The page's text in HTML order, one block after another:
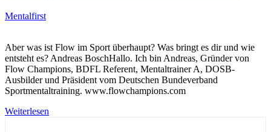
Mentalfirst
Aber was ist Flow im Sport überhaupt? Was bringt es dir und wie
entsteht es? Andreas BoschHallo. Ich bin Andreas, Gründer von
Flow Champions, BDFL Referent, Mentaltrainer A, DOSB-
Ausbilder und Präsident vom Deutschen Bundeverband
Sportmentaltraining. www.flowchampions.com
Weiterlesen